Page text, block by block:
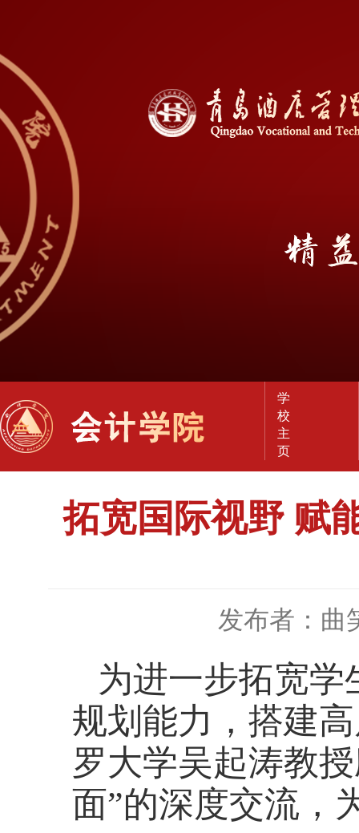
学
校
主
页
拓宽国际视野 赋
发布者：曲
为进一步拓宽
规划能力，搭建
罗大学吴起涛教
面”的深度交流，